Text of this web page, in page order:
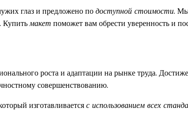
глаз и предложено подоступной стоимости.
Купитьмакет поможет вам обрести уверенность и
роста и адаптации на рынке труда.
совершенствованию.
изготавливаетсяс использованием всех